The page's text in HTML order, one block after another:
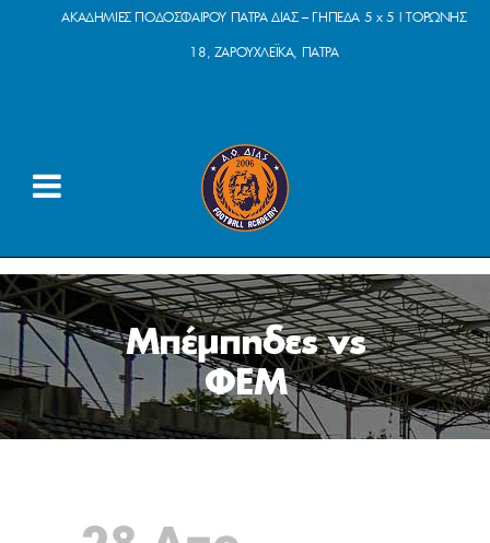
ΑΚΑΔΗΜΙΕΣ ΠΟΔΟΣΦΑΙΡΟΥ ΠΑΤΡΑ ΔΙΑΣ – ΓΗΠΕΔΑ 5 x 5 | ΤΟΡΩΝΗΣ
18, ΖΑΡΟΥΧΛΕΪΚΑ, ΠΑΤΡΑ
Μπέμπηδες vs
ΦΕΜ